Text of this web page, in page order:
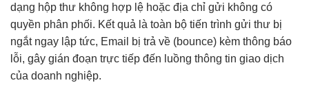
dạng hộp thư không hợp lệ hoặc địa chỉ gửi không có
quyền phân phối. Kết quả là toàn bộ tiến trình gửi thư bị
ngắt ngay lập tức, Email bị trả về (bounce) kèm thông báo
lỗi, gây gián đoạn trực tiếp đến luồng thông tin giao dịch
của doanh nghiệp.